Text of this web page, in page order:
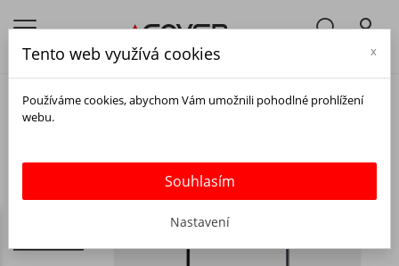
Tento web využívá cookies x
Používáme cookies, abychom Vám umožnili pohodlné prohlížení
webu.
Souhlasím
Nastavení